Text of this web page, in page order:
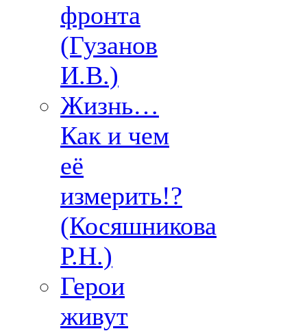
фронта
(Гузанов
И.В.)
Жизнь…
Как и чем
её
измерить!?
(Косяшникова
Р.Н.)
Герои
живут